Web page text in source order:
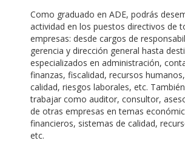
Como graduado en ADE, podrás
actividad en los puestos directivos de
empresas: desde cargos de
gerencia y dirección general hasta
especializados en administración,
finanzas, fiscalidad, recursos
calidad, riesgos laborales, etc.
trabajar como auditor, consultor,
de otras empresas en temas
financieros, sistemas de calidad,
etc.